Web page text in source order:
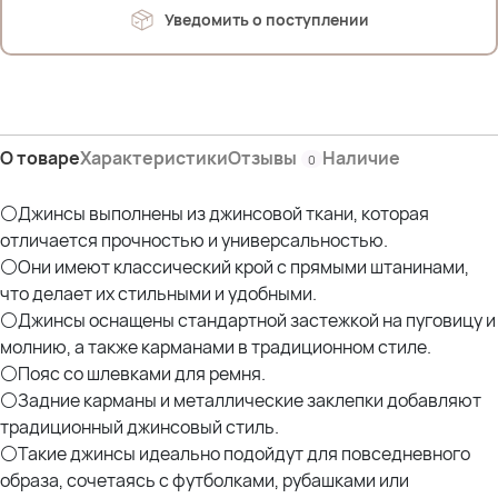
Дл.внутр.шва-67 см
Дл.внеш.шва-98 см
ПОТ-46 см
Дл.внутр.шва-66 см
ш.брючины по низу-23 см
34р.
ПОТ-47 см
ПОБ-63 см
Дл.внутр.шва-66 см
Дл.внеш.шва-100 см
ш.брючины по низу-24 см
35р.
ПОТ-48 см
Уведомить о поступлении
О товареХарактеристикиОтзывы 0 Наличие
⚪Джинсы выполнены из джинсовой ткани, которая
отличается прочностью и универсальностью.
⚪Они имеют классический крой с прямыми штанинами,
что делает их стильными и удобными.
⚪Джинсы оснащены стандартной застежкой на пуговицу и
молнию, а также карманами в традиционном стиле.
⚪Пояс со шлевками для ремня.
⚪Задние карманы и металлические заклепки добавляют
традиционный джинсовый стиль.
⚪Такие джинсы идеально подойдут для повседневного
образа, сочетаясь с футболками, рубашками или